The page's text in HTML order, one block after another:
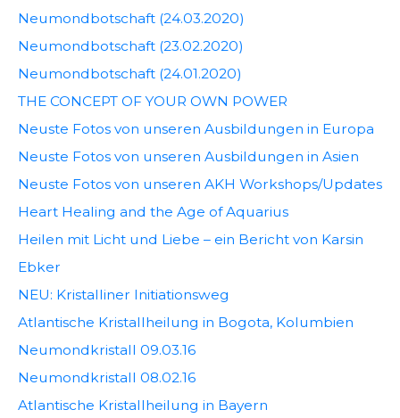
Neumondbotschaft (24.03.2020)
Neumondbotschaft (23.02.2020)
Neumondbotschaft (24.01.2020)
THE CONCEPT OF YOUR OWN POWER
Neuste Fotos von unseren Ausbildungen in Europa
Neuste Fotos von unseren Ausbildungen in Asien
Neuste Fotos von unseren AKH Workshops/Updates
Heart Healing and the Age of Aquarius
Heilen mit Licht und Liebe – ein Bericht von Karsin
Ebker
NEU: Kristalliner Initiationsweg
Atlantische Kristallheilung in Bogota, Kolumbien
Neumondkristall 09.03.16
Neumondkristall 08.02.16
Atlantische Kristallheilung in Bayern